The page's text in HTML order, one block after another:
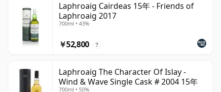
Laphroaig Cairdeas 15年 - Friends of
Laphroaig 2017
700ml • 43%
￥52,800 ?
Laphroaig The Character Of Islay -
Wind & Wave Single Cask # 2004 15年
700ml • 50%